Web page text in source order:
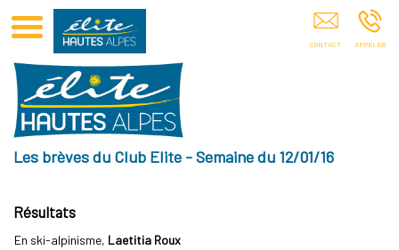
Les brèves du Club Elite - Semaine du 12/01/16
Résultats
En ski-alpinisme, Laetitia Roux